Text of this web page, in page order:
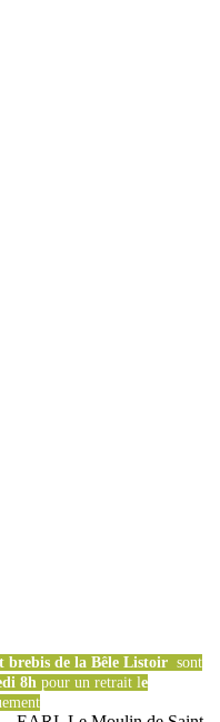
brebis de la Bêle Listoir sont
8h pour un retrait le